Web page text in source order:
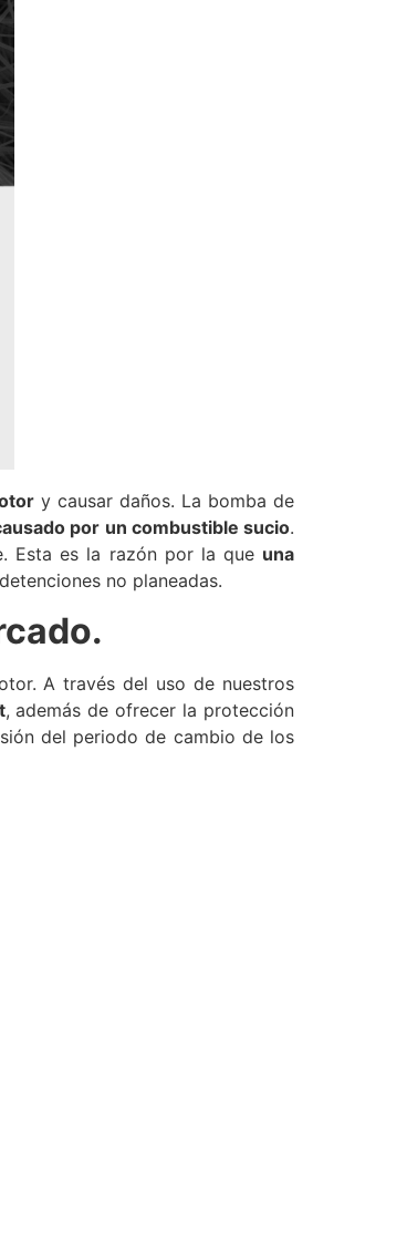
y causar daños. La bomba de
por un combustible sucio.
Esta es la razón por la que una
no planeadas.
A través del uso de nuestros
, además de ofrecer la protección
del periodo de cambio de los